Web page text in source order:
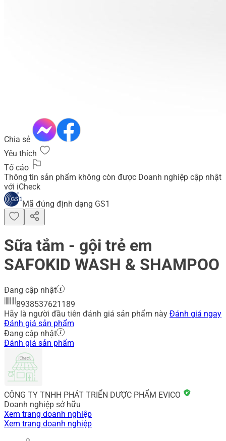
Chia sẻ
Yêu thích
Tố cáo
Thông tin sản phẩm không còn được Doanh nghiệp cập nhật
với iCheck
Mã đúng định dạng GS1
Sữa tắm - gội trẻ em
SAFOKID WASH & SHAMPOO
Đang cập nhật
8938537621189
Hãy là người đầu tiên đánh giá sản phẩm này Đánh giá ngay
Đánh giá sản phẩm
Đang cập nhật
Đánh giá sản phẩm
CÔNG TY TNHH PHÁT TRIỂN DƯỢC PHẨM EVICO
Doanh nghiệp sở hữu
Xem trang doanh nghiệp
Xem trang doanh nghiệp